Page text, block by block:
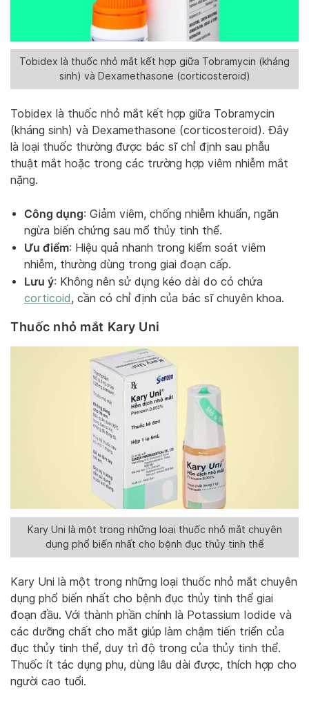
Tobidex là thuốc nhỏ mắt kết hợp giữa Tobramycin (kháng
sinh) và Dexamethasone (corticosteroid)
Tobidex là thuốc nhỏ mắt kết hợp giữa Tobramycin
(kháng sinh) và Dexamethasone (corticosteroid). Đây
là loại thuốc thường được bác sĩ chỉ định sau phẫu
thuật mắt hoặc trong các trường hợp viêm nhiễm mắt
nặng.
Công dụng: Giảm viêm, chống nhiễm khuẩn, ngăn
ngừa biến chứng sau mổ thủy tinh thể.
Ưu điểm: Hiệu quả nhanh trong kiểm soát viêm
nhiễm, thường dùng trong giai đoạn cấp.
Lưu ý: Không nên sử dụng kéo dài do có chứa
corticoid , cần có chỉ định của bác sĩ chuyên khoa.
Thuốc nhỏ mắt Kary Uni
Kary Uni là một trong những loại thuốc nhỏ mắt chuyên
dụng phổ biến nhất cho bệnh đục thủy tinh thể
Kary Uni là một trong những loại thuốc nhỏ mắt chuyên
dụng phổ biến nhất cho bệnh đục thủy tinh thể giai
đoạn đầu. Với thành phần chính là Potassium Iodide và
các dưỡng chất cho mắt giúp làm chậm tiến triển của
đục thủy tinh thể, duy trì độ trong của thủy tinh thể.
Thuốc ít tác dụng phụ, dùng lâu dài được, thích hợp cho
người cao tuổi.